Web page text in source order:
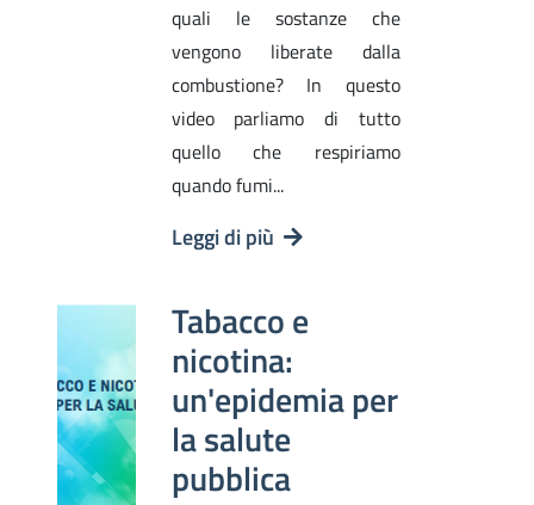
quali le sostanze che
vengono liberate dalla
combustione? In questo
video parliamo di tutto
quello che respiriamo
quando fumi...
Leggi di più
Tabacco e
nicotina:
un'epidemia per
la salute
pubblica